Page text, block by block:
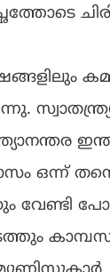
ഒന്ന്
വേണ്ടി